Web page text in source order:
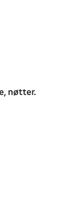
nøtter.